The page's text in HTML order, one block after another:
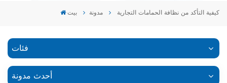
بيت مدونة كيفية التأكد من نظافة الحمامات التجارية
فئات
أحدث مدونة